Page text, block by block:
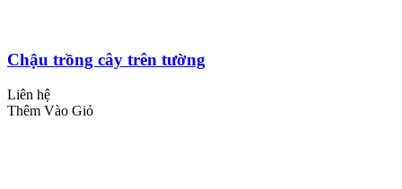
Chậu trồng cây trên tường
Liên hệ
Thêm Vào Giỏ